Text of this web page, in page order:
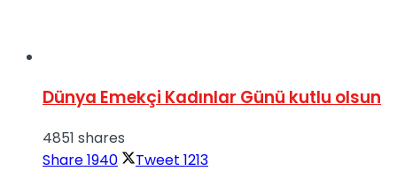
Dünya Emekçi Kadınlar Günü kutlu olsun
4851 shares
Share1940 Tweet 1213